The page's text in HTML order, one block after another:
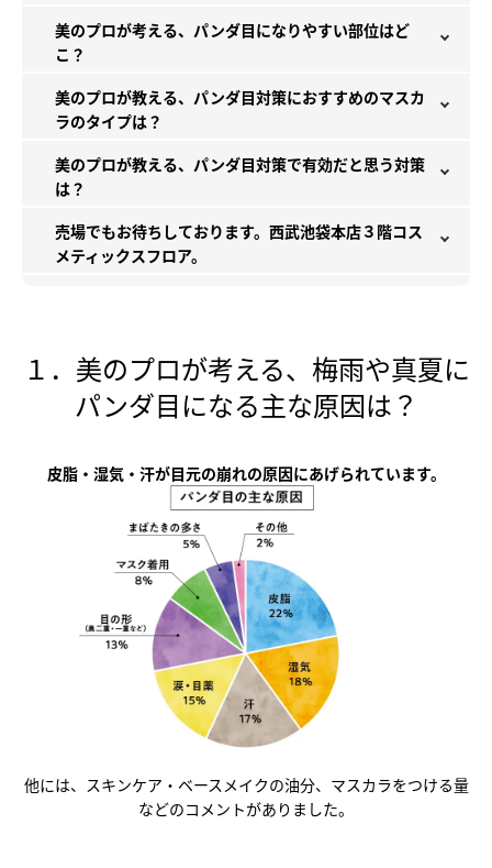
美のプロが考える、パンダ目になりやすい部位はど
こ？
美のプロが教える、パンダ目対策におすすめのマスカ
ラのタイプは？
美のプロが教える、パンダ目対策で有効だと思う対策
は？
売場でもお待ちしております。西武池袋本店３階コス
メティックスフロア。
１．美のプロが考える、梅雨や真夏に
パンダ目になる主な原因は？
皮脂・湿気・汗が目元の崩れの原因にあげられています。
他には、スキンケア・ベースメイクの油分、マスカラをつける量
などのコメントがありました。